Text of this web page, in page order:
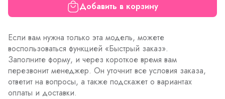
Добавить в корзину
Если вам нужна только эта модель, можете
воспользоваться функцией «Быстрый заказ».
Заполните форму, и через короткое время вам
перезвонит менеджер. Он уточнит все условия заказа,
ответит на вопросы, а также подскажет о вариантах
оплаты и доставки.